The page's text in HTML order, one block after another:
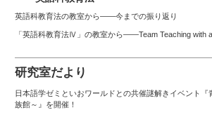
英語科教育法の教室から——今までの振り返り
「英語科教育法Ⅳ」の教室から――Team Teaching with
研究室だより
日本語学ゼミといおワールドとの共催謎解きイベント『
族館～』を開催！